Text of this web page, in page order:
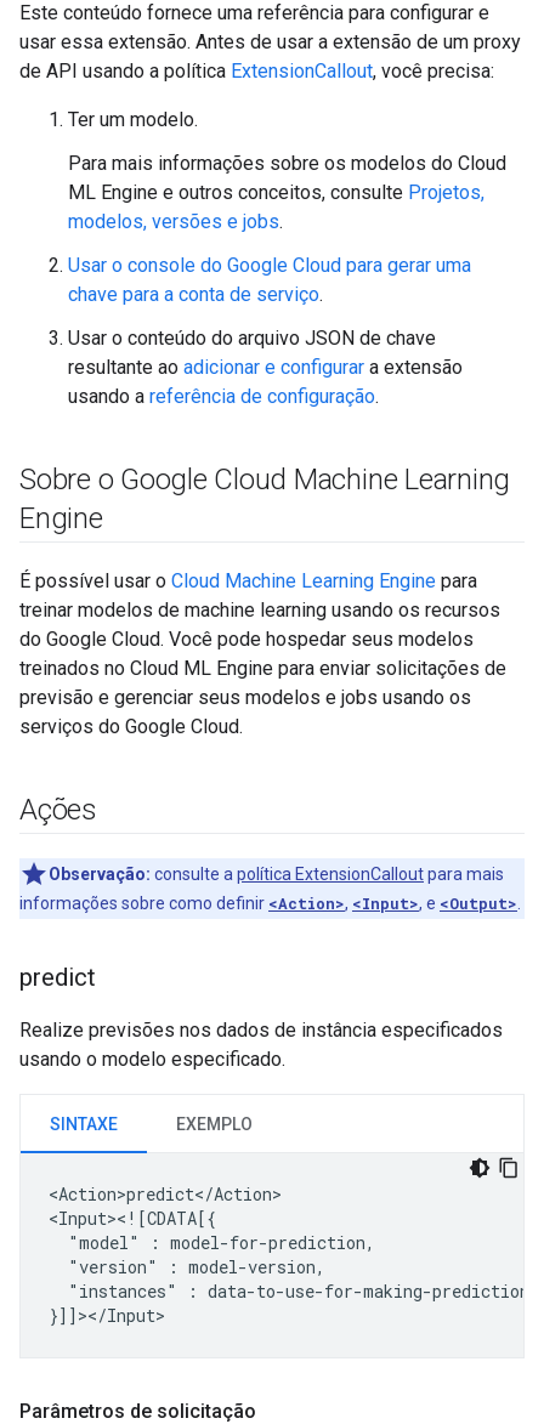
Este conteúdo fornece uma referência para configurar e
usar essa extensão. Antes de usar a extensão de um proxy
de API usando a política ExtensionCallout, você precisa:
Ter um modelo.
Para mais informações sobre os modelos do Cloud
ML Engine e outros conceitos, consulte Projetos,
modelos, versões e jobs.
Usar o console do Google Cloud para gerar uma
chave para a conta de serviço.
Usar o conteúdo do arquivo JSON de chave
resultante ao adicionar e configurar a extensão
usando a referência de configuração.
Sobre o Google Cloud Machine Learning
Engine
É possível usar o Cloud Machine Learning Engine para
treinar modelos de machine learning usando os recursos
do Google Cloud. Você pode hospedar seus modelos
treinados no Cloud ML Engine para enviar solicitações de
previsão e gerenciar seus modelos e jobs usando os
serviços do Google Cloud.
Ações
Observação: consulte a política ExtensionCalloutpara mais
informações sobre como definir <Action>, <Input>, e <Output>
predict
Realize previsões nos dados de instância especificados
usando o modelo especificado.
SINTAXE EXEMPLO
<Action>predict</Action>
"model"
:
"version"
:
"instances"
: data-to-use-for-making-prediction
Parâmetros de solicitação